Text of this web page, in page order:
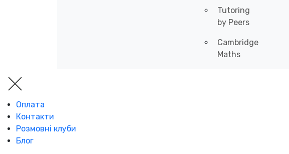
Tutoring
by Peers
Cambridge
Maths
Оплата
Контакти
Розмовні клуби
Блог